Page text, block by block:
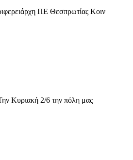
ΠΕ Θεσπρωτίας Κοιν
Κυριακή 2/6 την πόλη μας